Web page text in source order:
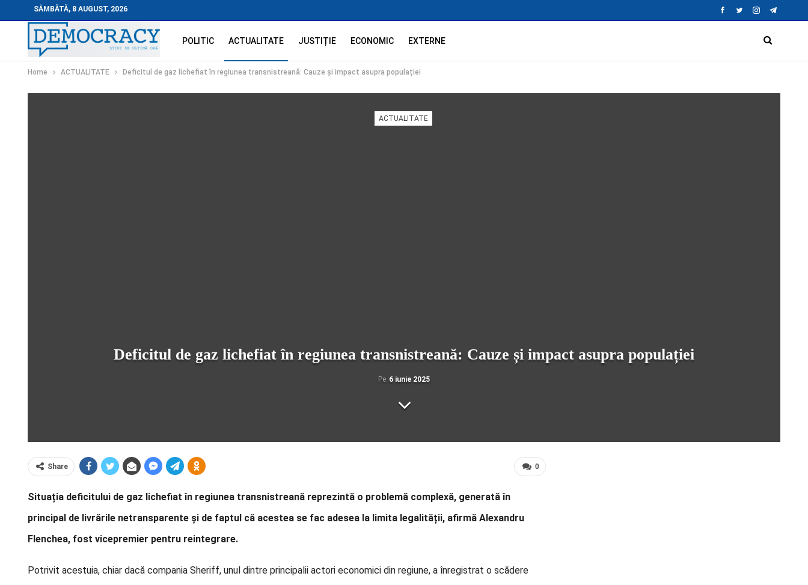
SÂMBĂTĂ, 8 AUGUST, 2026
POLITIC ACTUALITATE JUSTIȚIE ECONOMIC EXTERNE
Home ACTUALITATE Deficitul de gaz lichefiat în regiunea transnistreană: Cauze și impact asupra populației
ACTUALITATE
Deficitul de gaz lichefiat în regiunea transnistreană: Cauze și impact asupra populației
Pe 6 iunie 2025
0
Share
Situația deficitului de gaz lichefiat în regiunea transnistreană reprezintă o problemă complexă, generată în
principal de livrările netransparente și de faptul că acestea se fac adesea la limita legalității, afirmă Alexandru
Flenchea, fost vicepremier pentru reintegrare.
Potrivit acestuia, chiar dacă compania Sheriff, unul dintre principalii actori economici din regiune, a înregistrat o scădere